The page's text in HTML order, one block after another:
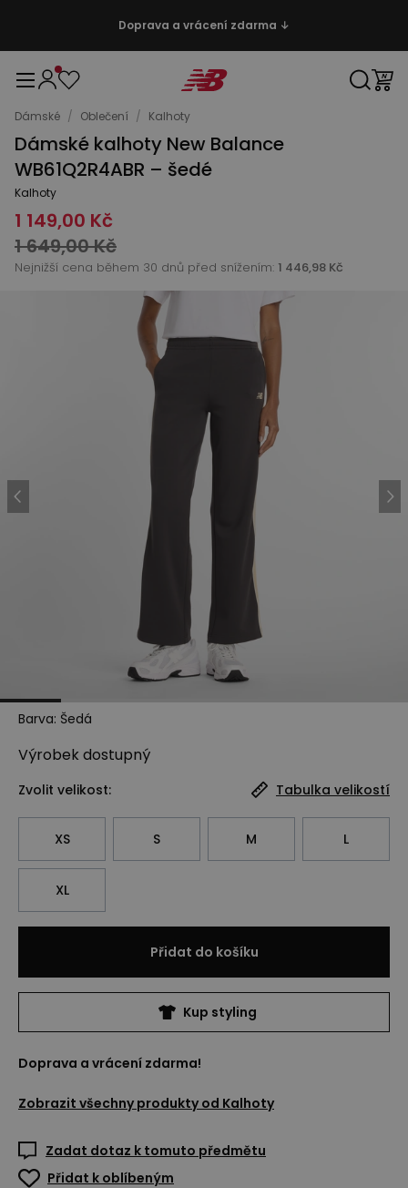
Doprava a vrácení zdarma ↓
Dámské / Oblečení / Kalhoty
Dámské kalhoty New Balance
WB61Q2R4ABR – šedé
Kalhoty
1 149,00 Kč
1 649,00 Kč
Nejnižší cena během 30 dnů před snížením: 1 446,98 Kč
Barva: Šedá
Výrobek dostupný
Zvolit velikost: Tabulka velikostí
XS S M L
XL
Přidat do košíku
Kup styling
Doprava a vrácení zdarma!
Zobrazit všechny produkty od Kalhoty
Zadat dotaz k tomuto předmětu
Přidat k oblíbeným